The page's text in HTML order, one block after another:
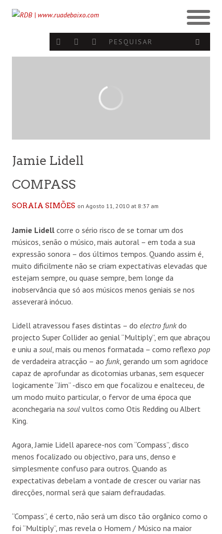
Jamie Lidell
COMPASS
SORAIA SIMÕES on Agosto 11, 2010 at 8:37 am
Jamie Lidell corre o sério risco de se tornar um dos
músicos, senão o músico, mais autoral – em toda a sua
expressão sonora – dos últimos tempos. Quando assim é,
muito dificilmente não se criam expectativas elevadas que
estejam sempre, ou quase sempre, bem longe da
inobservância que só aos músicos menos geniais se nos
asseverará inócuo.
Lidell atravessou fases distintas – do electro funkdo
projecto Super Collider ao genial “Multiply”, em que abraçou
e uniu a soul , mais ou menos formatada – como reflexo pop
de verdadeira atracção – ao funk, gerando um som agridoce
capaz de aprofundar as dicotomias urbanas, sem esquecer
logicamente “Jim” -disco em que focalizou e enalteceu, de
um modo muito particular, o fervor de uma época que
aconchegaria na soul vultos como Otis Redding ou Albert
King.
Agora, Jamie Lidell aparece-nos com “Compass”, disco
menos focalizado ou objectivo, para uns, denso e
simplesmente confuso para outros. Quando as
expectativas debelam a vontade de crescer ou variar nas
direcções, normal será que saiam defraudadas.
“Compass”, é certo, não será um disco tão orgânico como o
foi “Multiply”, mas revela o Homem / Músico na maior